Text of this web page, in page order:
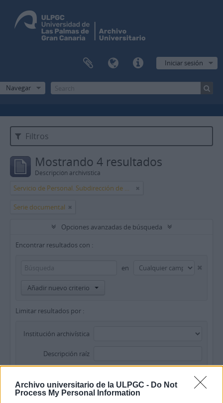
Archivo universitario de la ULPGC - Do Not
Process My Personal Information
Iniciar sesión
Navegar
Filtros
Mostrando 4 resultados
Descripción archivística
Servicio de Personal. Subdirección de Personal de Administración y Servicios
Serie documental
Opciones avanzadas de búsqueda
Encontrar resultados con :
en
Añadir nuevo criterio
Limitar resultados por :
Institución archivística
Descripción raíz
Nivel de descripción Objeto digital disponibles